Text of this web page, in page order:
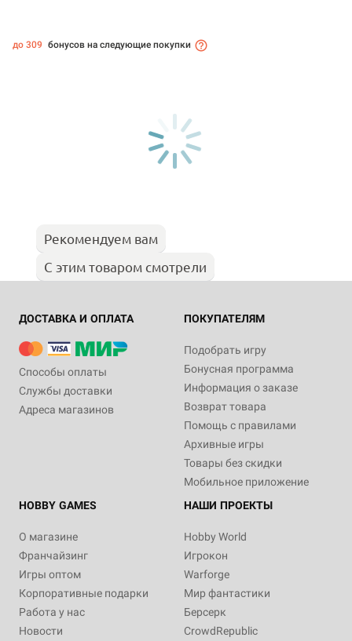
до 309 бонусов на следующие покупки
Рекомендуем вам
С этим товаром смотрели
ДОСТАВКА И ОПЛАТА
Способы оплаты
Службы доставки
Адреса магазинов
ПОКУПАТЕЛЯМ
Подобрать игру
Бонусная программа
Информация о заказе
Возврат товара
Помощь с правилами
Архивные игры
Товары без скидки
Мобильное приложение
HOBBY GAMES
О магазине
Франчайзинг
Игры оптом
Корпоративные подарки
Работа у нас
Новости
НАШИ ПРОЕКТЫ
Hobby World
Игрокон
Warforge
Мир фантастики
Берсерк
CrowdRepublic